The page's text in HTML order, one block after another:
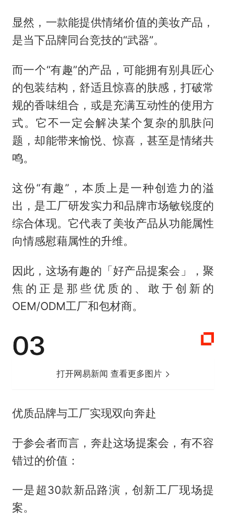
显然，一款能提供情绪价值的美妆产品，
是当下品牌同台竞技的“武器”。
而一个“有趣”的产品，可能拥有别具匠心
的包装结构，舒适且惊喜的肤感，打破常
规的香味组合，或是充满互动性的使用方
式。它不一定会解决某个复杂的肌肤问
题，却能带来愉悦、惊喜，甚至是情绪共
鸣。
这份“有趣”，本质上是一种创造力的溢
出，是工厂研发实力和品牌市场敏锐度的
综合体现。它代表了美妆产品从功能属性
向情感慰藉属性的升维。
因此，这场有趣的「好产品提案会」，聚
焦的正是那些优质的、敢于创新的
OEM/ODM工厂和包材商。
打开网易新闻 查看更多图片
优质品牌与工厂实现双向奔赴
于参会者而言，奔赴这场提案会，有不容
错过的价值：
一是超30款新品路演，创新工厂现场提
案。